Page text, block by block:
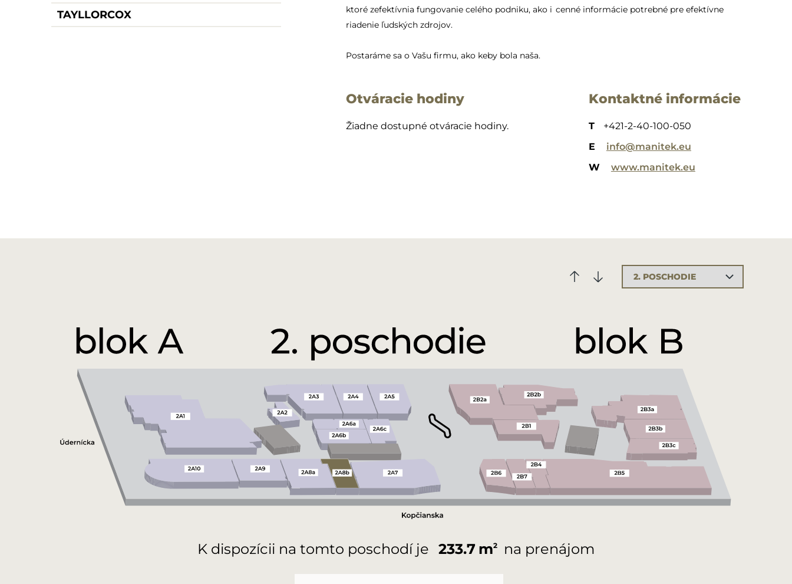
TAYLLORCOX
ktoré zefektívnia fungovanie celého podniku, ako i cenné informácie potrebné pre efektívne
riadenie ľudských zdrojov.
Postaráme sa o Vašu firmu, ako keby bola naša.
Otváracie hodiny
Žiadne dostupné otváracie hodiny.
Kontaktné informácie
T
+421-2-40-100-050
E
info@manitek.eu
W
www.manitek.eu
K dispozícii na tomto poschodí je 233.7 m2 na prenájom